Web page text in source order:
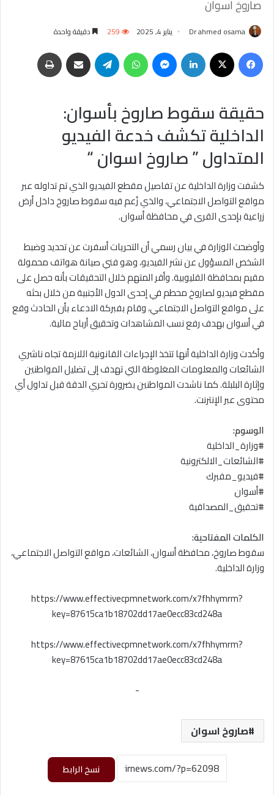
صاروخ اسوان
Dr ahmed osama يناير 4, 2025 259 دقيقة واحدة
فيسبوك لينكدإن ماسنجر واتساب تيلقرام مشاركة عبر البريد
حقيقة سقوط صاروخ بأسوان:
الداخلية تكشف خدعة الفيديو
المتداول ” صاروخ اسوان “
كشفت وزارة الداخلية عن تفاصيل مقطع الفيديو الذي تم تداوله عبر
مواقع التواصل الاجتماعي، والذي زُعم فيه سقوط صاروخ داخل أرض
زراعية بإحدى القرى في محافظة أسوان.
وأوضحت الوزارة في بيان رسمي أن التحريات أسفرت عن تحديد وضبط
الشخص المسؤول عن نشر الفيديو، وهو فني صيانة هواتف محمولة
مقيم بمحافظة القليوبية. وأقر المتهم خلال التحقيقات بأنه حصل على
مقطع فيديو لصاروخ محطم في إحدى الدول الأجنبية من خلال بحثه
على مواقع التواصل الاجتماعي، وقام بفبركة الادعاء بأن الحادث وقع
في أسوان بهدف رفع نسب المشاهدات وتحقيق أرباح مالية.
وأكدت وزارة الداخلية أنها تتخذ الإجراءات القانونية اللازمة تجاه ناشري
الشائعات والمعلومات المغلوطة التي تهدف إلى تضليل المواطنين
وإثارة البلبلة. كما ناشدت المواطنين بضرورة تحري الدقة قبل تداول أي
محتوى عبر الإنترنت.
الوسوم:
#وزارة_الداخلية
#الشائعات_الالكترونية
#فيديو_مفبرك
#أسوان
#تحقيق_المصداقية
الكلمات المفتاحية:
سقوط صاروخ، محافظة أسوان، الشائعات، مواقع التواصل الاجتماعي،
وزارة الداخلية.
https://www.effectivecpmnetwork.com/x7fhhymrm?
key=87615ca1b18702dd17ae0ecc83cd248a
https://www.effectivecpmnetwork.com/x7fhhymrm?
key=87615ca1b18702dd17ae0ecc83cd248a
-
صاروخ اسوان
نسخ الرابط